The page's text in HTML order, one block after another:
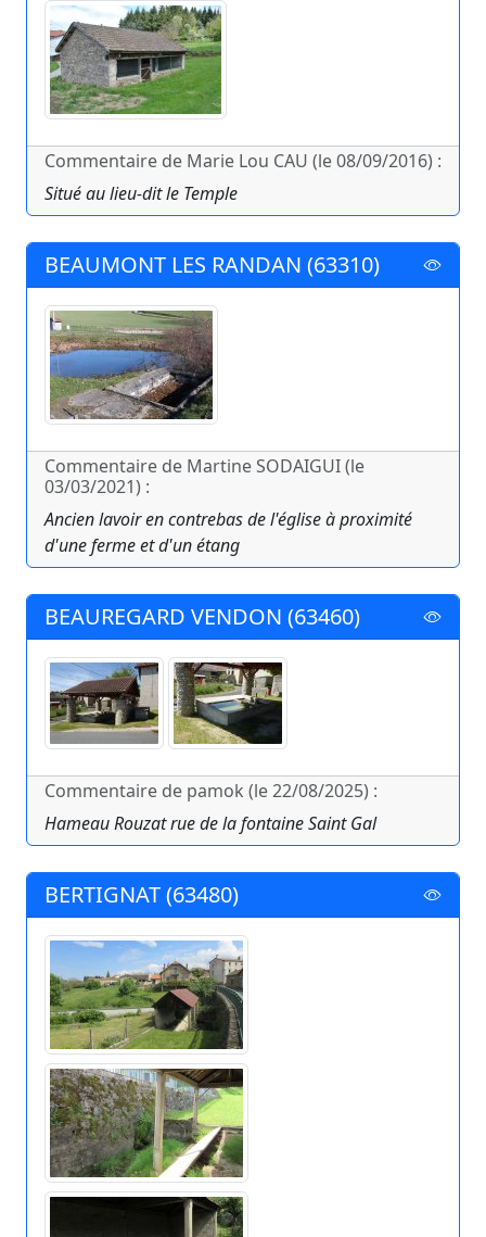
Commentaire de Marie Lou CAU (le 08/09/2016) :
Situé au lieu-dit le Temple
BEAUMONT LES RANDAN (63310)
Commentaire de Martine SODAIGUI (le
03/03/2021) :
Ancien lavoir en contrebas de l'église à proximité
d'une ferme et d'un étang
BEAUREGARD VENDON (63460)
Commentaire de pamok (le 22/08/2025) :
Hameau Rouzat rue de la fontaine Saint Gal
BERTIGNAT (63480)